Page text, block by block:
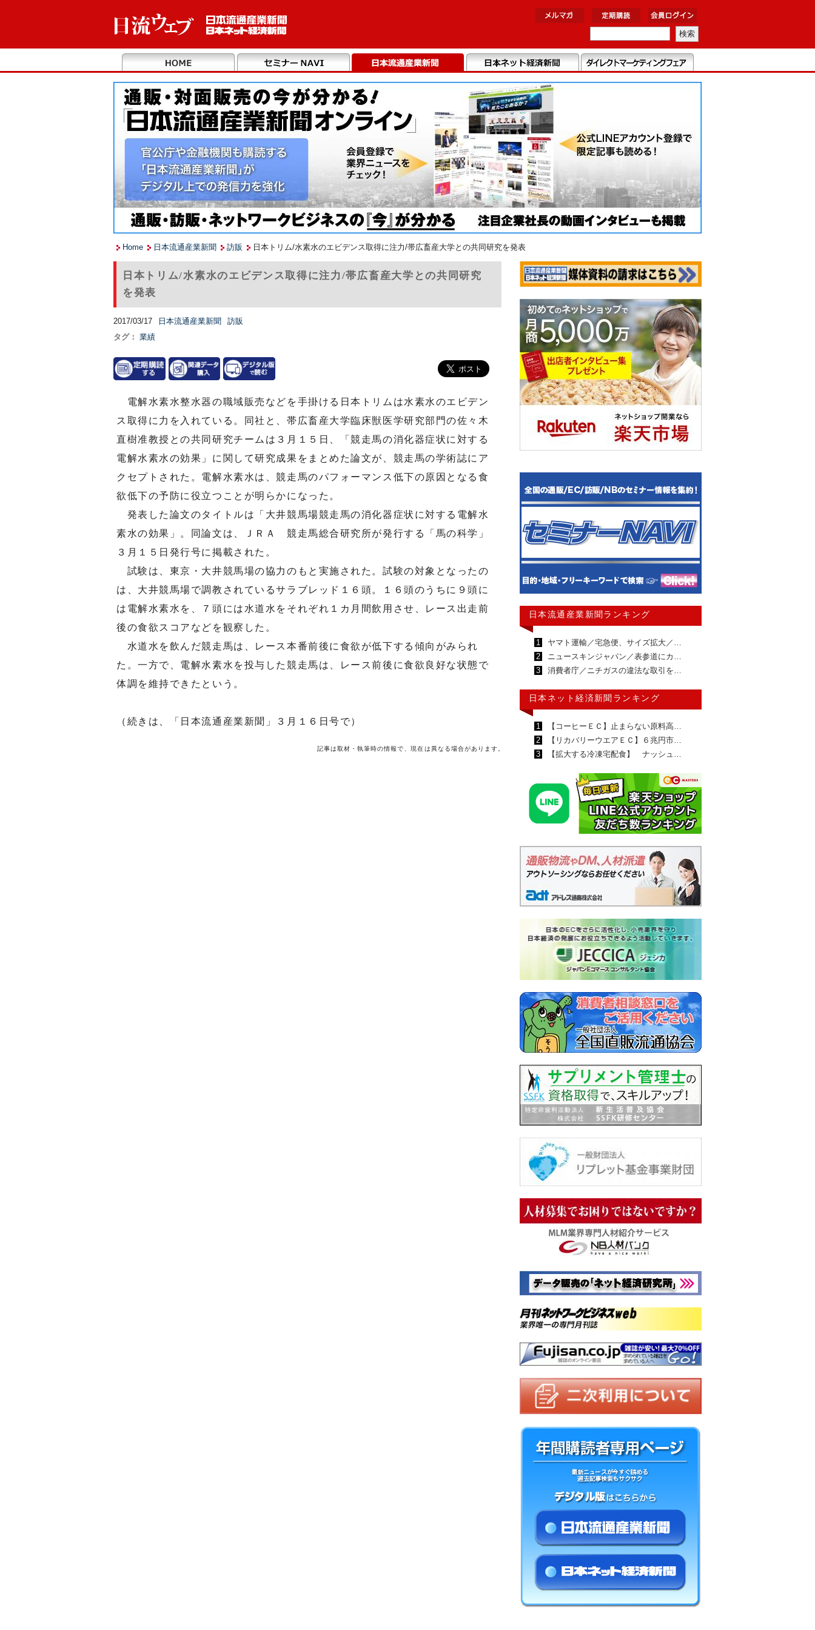
Home 日本流通産業新聞 訪販 日本トリム/水素水のエビデンス取得に注力/帯広畜産大学との共同研究を発表
日本トリム/水素水のエビデンス取得に注力/帯広畜産大学との共同研究
を発表
2017/03/17 日本流通産業新聞
訪販
タグ： 業績
電解水素水整水器の職域販売などを手掛ける日本トリムは水素水のエビデン
ス取得に力を入れている。同社と、帯広畜産大学臨床獣医学研究部門の佐々木
直樹准教授との共同研究チームは３月１５日、「競走馬の消化器症状に対する
電解水素水の効果」に関して研究成果をまとめた論文が、競走馬の学術誌にア
クセプトされた。電解水素水は、競走馬のパフォーマンス低下の原因となる食
欲低下の予防に役立つことが明らかになった。
発表した論文のタイトルは「大井競馬場競走馬の消化器症状に対する電解水
素水の効果」。同論文は、ＪＲＡ 競走馬総合研究所が発行する「馬の科学」
３月１５日発行号に掲載された。
試験は、東京・大井競馬場の協力のもと実施された。試験の対象となったの
は、大井競馬場で調教されているサラブレッド１６頭。１６頭のうちに９頭に
は電解水素水を、７頭には水道水をそれぞれ１カ月間飲用させ、レース出走前
後の食欲スコアなどを観察した。
水道水を飲んだ競走馬は、レース本番前後に食欲が低下する傾向がみられ
た。一方で、電解水素水を投与した競走馬は、レース前後に食欲良好な状態で
体調を維持できたという。
（続きは、「日本流通産業新聞」３月１６日号で）
記事は取材・執筆時の情報で、現在は異なる場合があります。
日本流通産業新聞ランキング
1
ヤマト運輸／宅急便、サイズ拡大／…
2
ニュースキンジャパン／表参道にカ…
3
消費者庁／ニチガスの違法な取引を…
日本ネット経済新聞ランキング
1
【コーヒーＥＣ】止まらない原料高…
2
【リカバリーウエアＥＣ】６兆円市…
3
【拡大する冷凍宅配食】 ナッシュ…